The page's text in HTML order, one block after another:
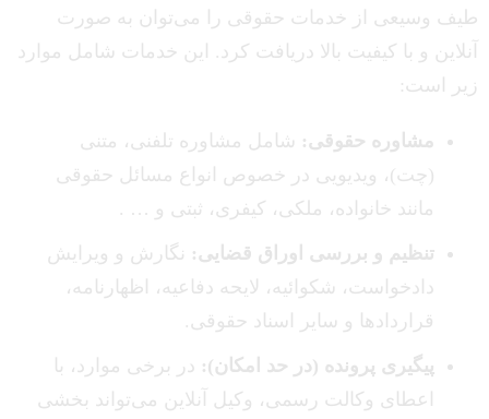
طیف وسیعی از خدمات حقوقی را می‌توان به صورت
آنلاین و با کیفیت بالا دریافت کرد. این خدمات شامل موارد
زیر است:
مشاوره حقوقی: شامل مشاوره تلفنی، متنی
(چت)، ویدیویی در خصوص انواع مسائل حقوقی
مانند خانواده، ملکی، کیفری، ثبتی و … .
تنظیم و بررسی اوراق قضایی: نگارش و ویرایش
دادخواست، شکوائیه، لایحه دفاعیه، اظهارنامه،
قراردادها و سایر اسناد حقوقی.
پیگیری پرونده (در حد امکان): در برخی موارد، با
اعطای وکالت رسمی، وکیل آنلاین می‌تواند بخشی